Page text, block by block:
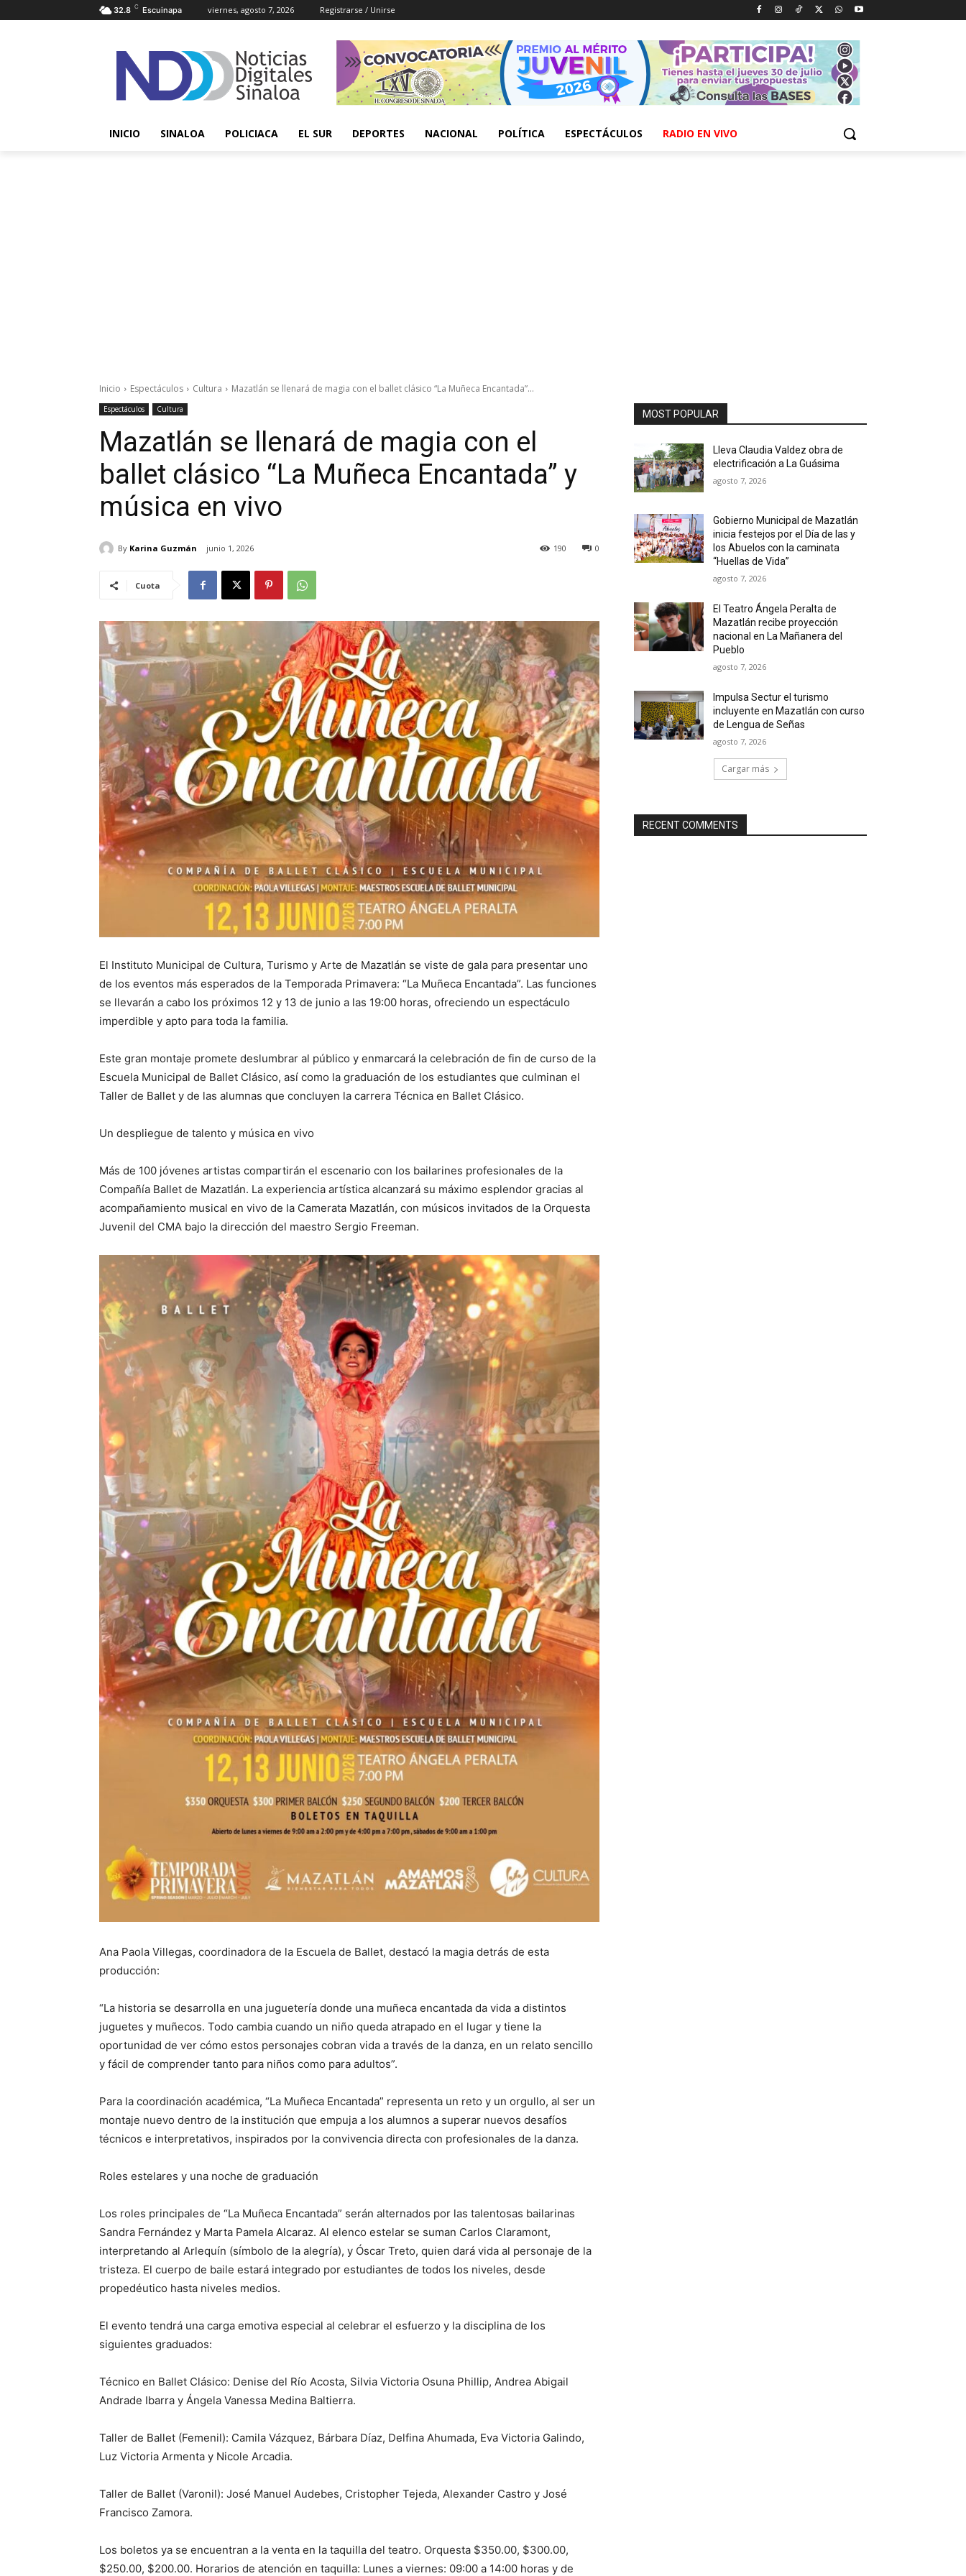
32.8 C Escuinapa viernes, agosto 7, 2026 Registrarse / Unirse
INICIO SINALOA POLICIACA EL SUR DEPORTES NACIONAL POLÍTICA ESPECTÁCULOS RADIO EN VIVO
Inicio Espectáculos Cultura Mazatlán se llenará de magia con el ballet clásico “La Muñeca Encantada”...
Espectáculos Cultura
Mazatlán se llenará de magia con el
ballet clásico “La Muñeca Encantada” y
música en vivo
By Karina Guzmán junio 1, 2026 0
190
Cuota
El Instituto Municipal de Cultura, Turismo y Arte de Mazatlán se viste de gala para presentar uno
de los eventos más esperados de la Temporada Primavera: “La Muñeca Encantada”. Las funciones
se llevarán a cabo los próximos 12 y 13 de junio a las 19:00 horas, ofreciendo un espectáculo
imperdible y apto para toda la familia.
Este gran montaje promete deslumbrar al público y enmarcará la celebración de fin de curso de la
Escuela Municipal de Ballet Clásico, así como la graduación de los estudiantes que culminan el
Taller de Ballet y de las alumnas que concluyen la carrera Técnica en Ballet Clásico.
Un despliegue de talento y música en vivo
Más de 100 jóvenes artistas compartirán el escenario con los bailarines profesionales de la
Compañía Ballet de Mazatlán. La experiencia artística alcanzará su máximo esplendor gracias al
acompañamiento musical en vivo de la Camerata Mazatlán, con músicos invitados de la Orquesta
Juvenil del CMA bajo la dirección del maestro Sergio Freeman.
Ana Paola Villegas, coordinadora de la Escuela de Ballet, destacó la magia detrás de esta
producción:
“La historia se desarrolla en una juguetería donde una muñeca encantada da vida a distintos
juguetes y muñecos. Todo cambia cuando un niño queda atrapado en el lugar y tiene la
oportunidad de ver cómo estos personajes cobran vida a través de la danza, en un relato sencillo
y fácil de comprender tanto para niños como para adultos”.
Para la coordinación académica, “La Muñeca Encantada” representa un reto y un orgullo, al ser un
montaje nuevo dentro de la institución que empuja a los alumnos a superar nuevos desafíos
técnicos e interpretativos, inspirados por la convivencia directa con profesionales de la danza.
Roles estelares y una noche de graduación
Los roles principales de “La Muñeca Encantada” serán alternados por las talentosas bailarinas
Sandra Fernández y Marta Pamela Alcaraz. Al elenco estelar se suman Carlos Claramont,
interpretando al Arlequín (símbolo de la alegría), y Óscar Treto, quien dará vida al personaje de la
tristeza. El cuerpo de baile estará integrado por estudiantes de todos los niveles, desde
propedéutico hasta niveles medios.
El evento tendrá una carga emotiva especial al celebrar el esfuerzo y la disciplina de los
siguientes graduados:
Técnico en Ballet Clásico: Denise del Río Acosta, Silvia Victoria Osuna Phillip, Andrea Abigail
Andrade Ibarra y Ángela Vanessa Medina Baltierra.
Taller de Ballet (Femenil): Camila Vázquez, Bárbara Díaz, Delfina Ahumada, Eva Victoria Galindo,
Luz Victoria Armenta y Nicole Arcadia.
Taller de Ballet (Varonil): José Manuel Audebes, Cristopher Tejeda, Alexander Castro y José
Francisco Zamora.
Los boletos ya se encuentran a la venta en la taquilla del teatro. Orquesta $350.00, $300.00,
$250.00, $200.00. Horarios de atención en taquilla: Lunes a viernes: 09:00 a 14:00 horas y de
MOST POPULAR
Lleva Claudia Valdez obra de
electrificación a La Guásima
agosto 7, 2026
Gobierno Municipal de Mazatlán
inicia festejos por el Día de las y
los Abuelos con la caminata
“Huellas de Vida”
agosto 7, 2026
El Teatro Ángela Peralta de
Mazatlán recibe proyección
nacional en La Mañanera del
Pueblo
agosto 7, 2026
Impulsa Sectur el turismo
incluyente en Mazatlán con curso
de Lengua de Señas
agosto 7, 2026
Cargar más
RECENT COMMENTS